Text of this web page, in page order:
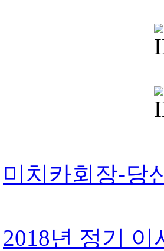
미치카회장-당
2018년 정기 이